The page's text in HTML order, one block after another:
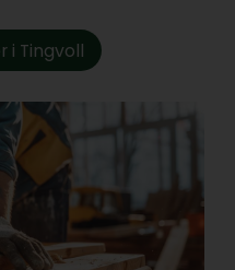
i Tingvoll